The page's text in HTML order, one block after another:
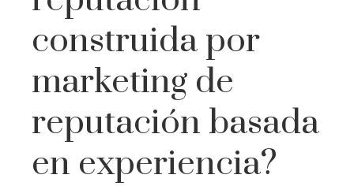
construida por
marketing de
reputación basada
en experiencia?